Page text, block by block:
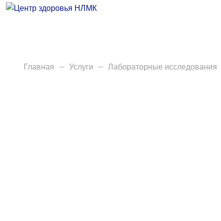
Анализы
Главная Услуги Лабораторные исследования